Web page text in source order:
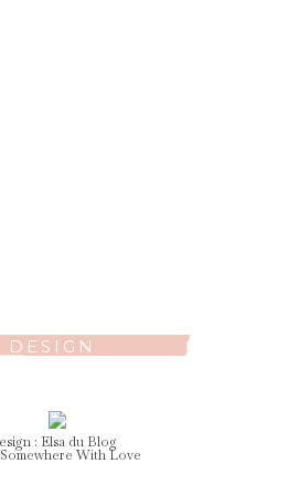
DESIGN
: Elsadu Blog
With Love